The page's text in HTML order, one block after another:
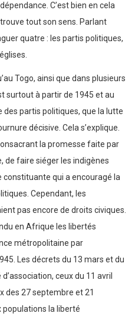
C’est bien en cela
tout son sens. Parlant
quatre : les partis politiques,
Togo, ainsi que dans plusieurs
surtout à partir de 1945 et au
des partis politiques, que la lutte
décisive. Cela s’explique.
la promesse faite par
de faire siéger les indigènes
constituante qui a encouragé la
Cependant, les
pas encore de droits civiques.
en Afrique les libertés
métropolitaine par
Les décrets du 13 mars et du
ceux du 11 avril
des 27 septembre et 21
la liberté